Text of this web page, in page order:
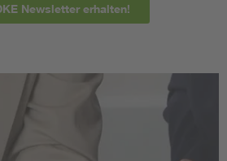
Newsletter erhalten!